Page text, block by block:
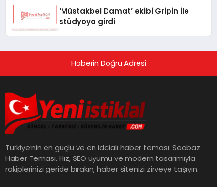
‘Müstakbel Damat’ ekibi Gripin ile
stüdyoya girdi
Haberin Doğru Adresi
Türkiye’nin en güçlü ve en iddialı haber teması: Seobaz
Haber Teması. Hız, SEO uyumu ve modern tasarımıyla
rakiplerinizi geride bırakın, haber sitenizi zirveye taşıyın.